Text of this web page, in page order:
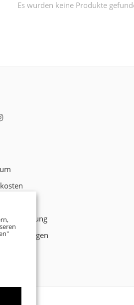
Es wurden keine Produkte